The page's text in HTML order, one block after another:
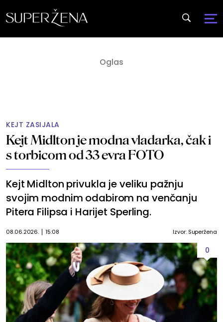
KEJT ZASIJALA
Kejt Midlton je modna vladarka, čak i
s torbicom od 33 evra FOTO
Kejt Midlton privukla je veliku pažnju
svojim modnim odabirom na venčanju
Pitera Filipsa i Harijet Sperling.
08.06.2026. 15:08 Izvor: Superžena
0